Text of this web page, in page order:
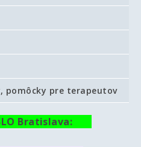
pomôcky pre terapeutov
Bratislava: